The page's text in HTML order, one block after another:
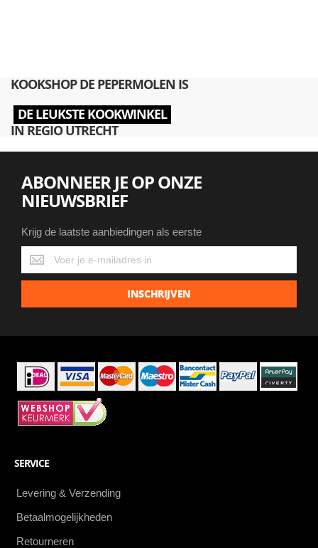
KOOKSHOP DE PEPERMOLEN IS
DE LEUKSTE KOOKWINKEL
IN REGIO UTRECHT
ABONNEER JE OP ONZE
NIEUWSBRIEF
Krijg de laatste aanbiedingen als eerste
Krijg
de
laatste
INSCHRIJVEN
SERVICE
Levering & Verzending
Betaalmogelijkheden
Retourneren